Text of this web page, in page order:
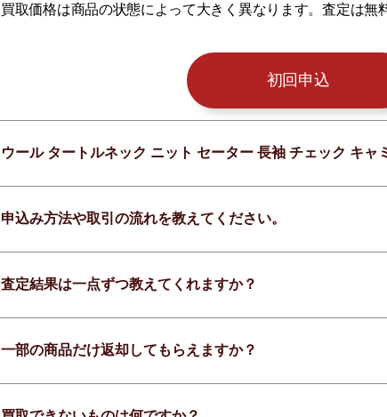
買取価格は商品の状態によって大きく異なります。査定は無
初回申込
ウール タートルネック ニット セーター 長袖 チェック キ
申込み方法や取引の流れを教えてください。
査定結果は一点ずつ教えてくれますか？
一部の商品だけ返却してもらえますか？